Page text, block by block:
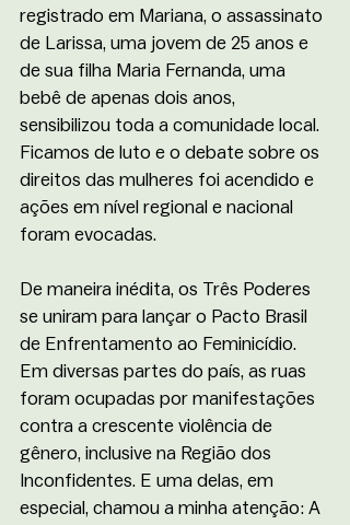
registrado em Mariana, o assassinato
de Larissa, uma jovem de 25 anos e
de sua filha Maria Fernanda, uma
bebê de apenas dois anos,
sensibilizou toda a comunidade local.
Ficamos de luto e o debate sobre os
direitos das mulheres foi acendido e
ações em nível regional e nacional
foram evocadas.
De maneira inédita, os Três Poderes
se uniram para lançar o Pacto Brasil
de Enfrentamento ao Feminicídio.
Em diversas partes do país, as ruas
foram ocupadas por manifestações
contra a crescente violência de
gênero, inclusive na Região dos
Inconfidentes. E uma delas, em
especial, chamou a minha atenção: A